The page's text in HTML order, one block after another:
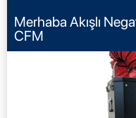
Merhaba Akışlı
CFM